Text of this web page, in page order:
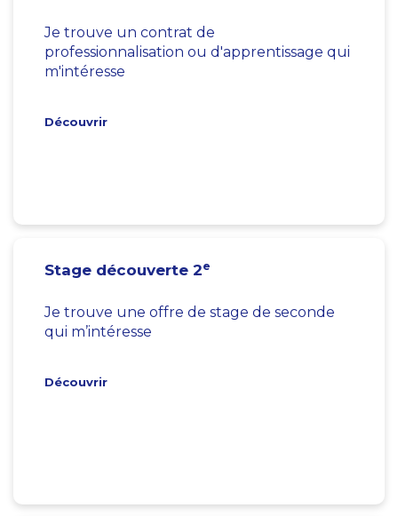
Je trouve un contrat de
professionnalisation ou d'apprentissage qui
m'intéresse
Découvrir
Stage découverte 2e
Je trouve une offre de stage de seconde
qui m’intéresse
Découvrir